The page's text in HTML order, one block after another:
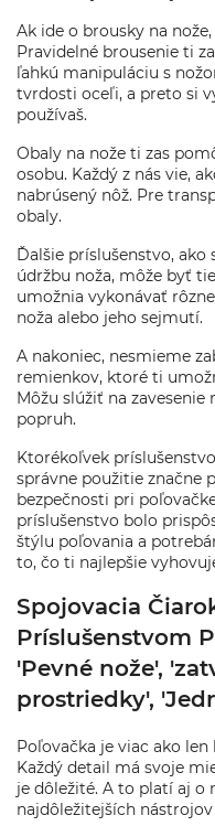
Ak ide o brousky na
Pravidelné brousenie ti
ľahkú manipuláciu s
tvrdosti oceľi, a preto si
používaš.
Obaly na nože ti zas
osobu. Každý z nás vie,
nabrúsený nôž. Pre
obaly.
Ďalšie príslušenstvo,
údržbu noža, môže byť
umožnia vykonávať
noža alebo jeho sejmutí.
A nakoniec, nesmieme
remienkov, ktoré ti
Môžu slúžiť na
popruh.
Ktorékoľvek
správne použitie značne
bezpečnosti pri
príslušenstvo bolo
štýlu poľovania a
to, čo ti najlepšie
Spojovacia
Príslušenstvom
'Pevné nože',
prostriedky',
Poľovačka je viac ako
Každý detail má svoje
je dôležité. A to platí aj o
najdôležitejších